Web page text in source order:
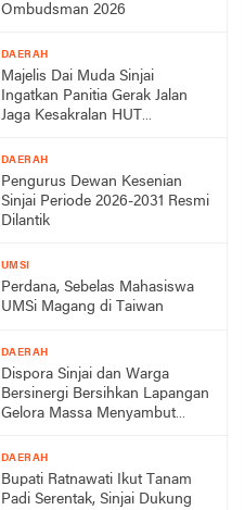
Ombudsman 2026
DAERAH
Majelis Dai Muda Sinjai
Ingatkan Panitia Gerak Jalan
Jaga Kesakralan HUT
DAERAH
Pengurus Dewan Kesenian
Sinjai Periode 2026-2031 Resmi
Dilantik
UMSI
Perdana, Sebelas Mahasiswa
UMSi Magang di Taiwan
DAERAH
Dispora Sinjai dan Warga
Bersinergi Bersihkan Lapangan
Gelora Massa Menyambut
DAERAH
Bupati Ratnawati Ikut Tanam
Padi Serentak, Sinjai Dukung